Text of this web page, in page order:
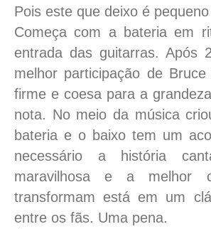
Pois este que deixo é
Começa com a bateria em
entrada das guitarras. Após
melhor participação de
firme e coesa para a
nota. No meio da música
bateria e o baixo tem um
necessário a história
maravilhosa e a melhor
transformam está em um
entre os fãs. Uma pena.